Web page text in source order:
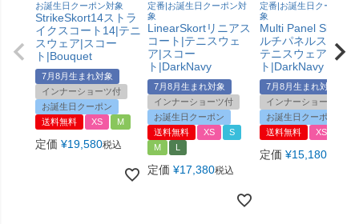
お誕生日クーポン対象
StrikeSkort14ストラ
イクスコート14|テニ
スウェア|スコー
ト|Bouquet
7月8月生まれ対象
インナーショーツ付
お誕生日クーポン
送料無料
XS M
定価 ¥19,580税込
定番|お誕生日クーポン対
象
LinearSkortリニアス
コート|テニスウェ
ア|スコー
ト|DarkNavy
7月8月生まれ対象
インナーショーツ付
お誕生日クーポン
送料無料
XS
S
M
定価 ¥17,380税込
定番|お誕生日クーポン対
象
Multi Panel Skort マ
ルチパネルスコー
テニスウェア|スコ
ト|DarkNavy
7月8月生まれ対象
インナーショーツ付
お誕生日クーポン
送料無料
XS
定価 ¥15,180